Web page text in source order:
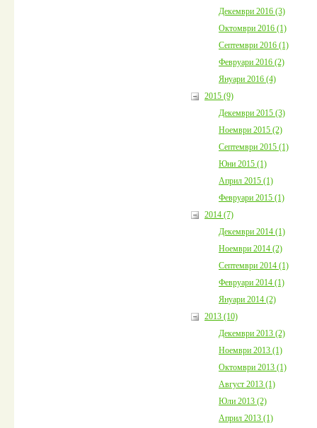
Декември 2016 (3)
Октомври 2016 (1)
Септември 2016 (1)
Февруари 2016 (2)
Януари 2016 (4)
2015 (9)
Декември 2015 (3)
Ноември 2015 (2)
Септември 2015 (1)
Юни 2015 (1)
Април 2015 (1)
Февруари 2015 (1)
2014 (7)
Декември 2014 (1)
Ноември 2014 (2)
Септември 2014 (1)
Февруари 2014 (1)
Януари 2014 (2)
2013 (10)
Декември 2013 (2)
Ноември 2013 (1)
Октомври 2013 (1)
Август 2013 (1)
Юли 2013 (2)
Април 2013 (1)